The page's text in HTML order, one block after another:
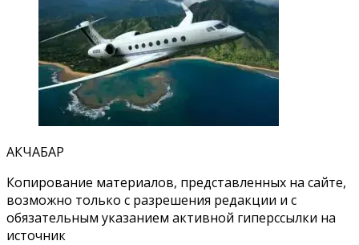
АКЧАБАР
Копирование материалов, представленных на сайте,
возможно только с разрешения редакции и с
обязательным указанием активной гиперссылки на
источник